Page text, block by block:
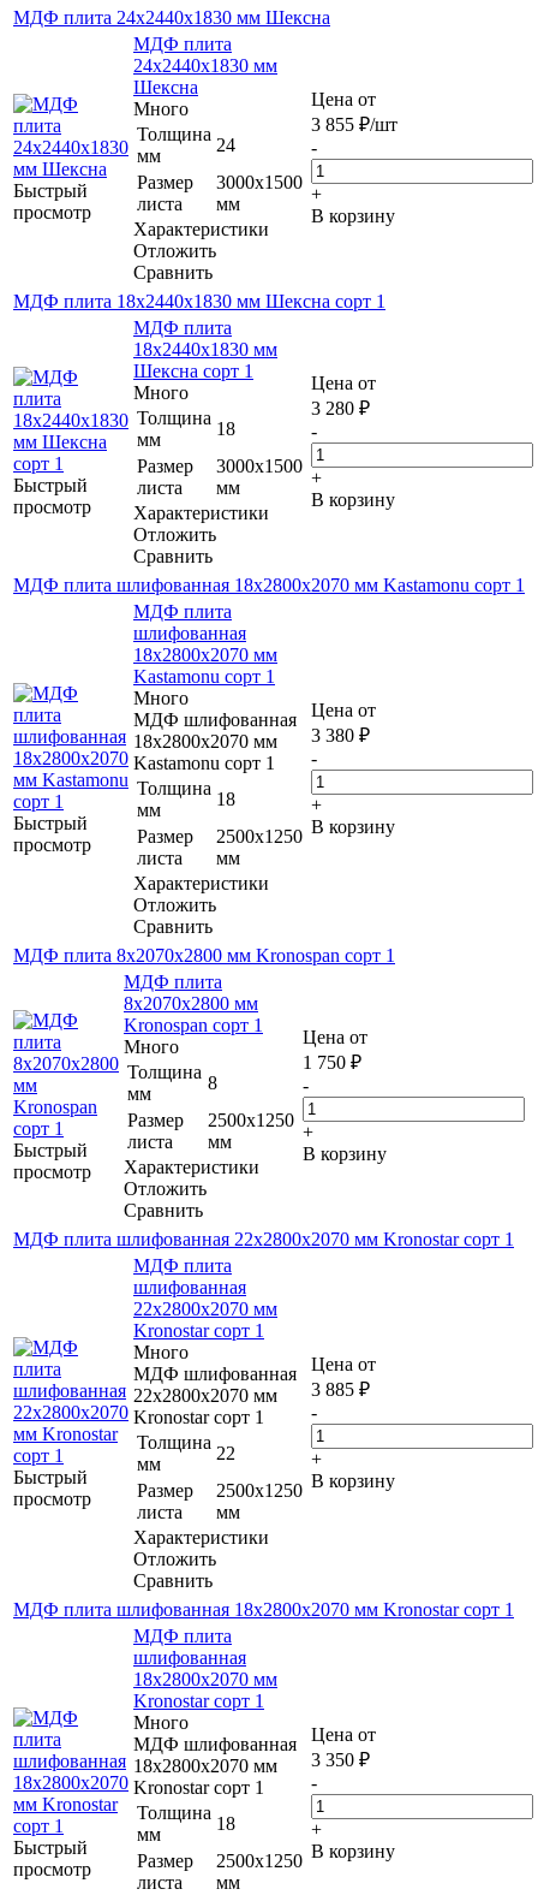
МДФ плита 24х2440х1830 мм Шексна
Быстрый
просмотр
МДФ плита
24х2440х1830 мм
Шексна
Много
Толщина
мм
24
Размер
листа
3000х1500
мм
Характеристики
Отложить
Сравнить
Цена от
3 855 ₽/шт
-
+
В корзину
МДФ плита 18х2440х1830 мм Шексна сорт 1
Быстрый
просмотр
МДФ плита
18х2440х1830 мм
Шексна сорт 1
Много
Толщина
мм
18
Размер
листа
3000х1500
мм
Характеристики
Отложить
Сравнить
Цена от
3 280 ₽
-
+
В корзину
МДФ плита шлифованная 18х2800х2070 мм Kastamonu сорт 1
Быстрый
просмотр
МДФ плита
шлифованная
18х2800х2070 мм
Kastamonu сорт 1
Много
МДФ шлифованная
18х2800х2070 мм
Kastamonu сорт 1
Толщина
мм
18
Размер
листа
2500х1250
мм
Характеристики
Отложить
Сравнить
Цена от
3 380 ₽
-
+
В корзину
МДФ плита 8х2070х2800 мм Kronospan сорт 1
Быстрый
просмотр
МДФ плита
8х2070х2800 мм
Kronospan сорт 1
Много
Толщина
мм
8
Размер
листа
2500х1250
мм
Характеристики
Отложить
Сравнить
Цена от
1 750 ₽
-
+
В корзину
МДФ плита шлифованная 22х2800х2070 мм Kronostar сорт 1
Быстрый
просмотр
МДФ плита
шлифованная
22х2800х2070 мм
Kronostar сорт 1
Много
МДФ шлифованная
22х2800х2070 мм
Kronostar сорт 1
Толщина
мм
22
Размер
листа
2500х1250
мм
Характеристики
Отложить
Сравнить
Цена от
3 885 ₽
-
+
В корзину
МДФ плита шлифованная 18х2800х2070 мм Kronostar сорт 1
Быстрый
просмотр
МДФ плита
шлифованная
18х2800х2070 мм
Kronostar сорт 1
Много
МДФ шлифованная
18х2800х2070 мм
Kronostar сорт 1
Толщина
мм
18
Размер
листа
2500х1250
мм
Цена от
3 350 ₽
-
+
В корзину